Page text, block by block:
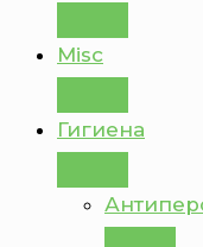
Misc
Гигиена